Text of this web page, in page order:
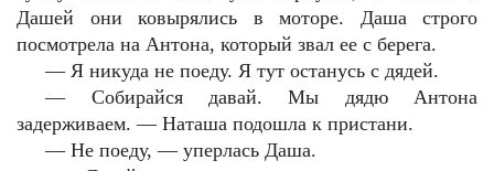
Дашей они ковырялись в моторе. Даша строго
посмотрела на Антона, который звал ее с берега.
—Я никуда не поеду. Я тут останусь с дядей.
— Собирайся давай. Мы дядю Антона
задерживаем. — Наташа подошла к пристани.
—Не поеду, — уперлась Даша.